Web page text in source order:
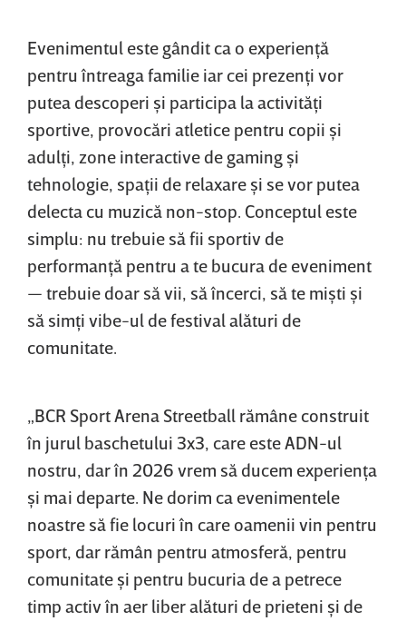
Evenimentul este gândit ca o experienţă
pentru întreaga familie iar cei prezenţi vor
putea descoperi şi participa la activităţi
sportive, provocări atletice pentru copii şi
adulţi, zone interactive de gaming şi
tehnologie, spaţii de relaxare şi se vor putea
delecta cu muzică non-stop. Conceptul este
simplu: nu trebuie să fii sportiv de
performanţă pentru a te bucura de eveniment
— trebuie doar să vii, să încerci, să te mişti şi
să simţi vibe-ul de festival alături de
comunitate.
„BCR Sport Arena Streetball rămâne construit
în jurul baschetului 3x3, care este ADN-ul
nostru, dar în 2026 vrem să ducem experienţa
şi mai departe. Ne dorim ca evenimentele
noastre să fie locuri în care oamenii vin pentru
sport, dar rămân pentru atmosferă, pentru
comunitate şi pentru bucuria de a petrece
timp activ în aer liber alături de prieteni şi de